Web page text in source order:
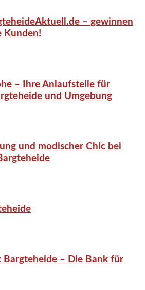
– gewinnen
Kunden!
– Ihre Anlaufstelle für
und Umgebung
und modischer Chic bei
Bargteheide – Die Bank für